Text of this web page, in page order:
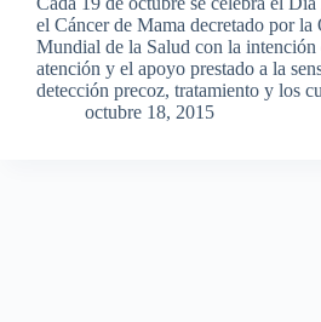
el Cáncer de Mama decretado por la
Mundial de la Salud con la intención
atención y el apoyo prestado a la
detección precoz, tratamiento y los
octubre 18, 2015